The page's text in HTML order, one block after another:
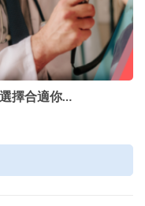
擇合適你…